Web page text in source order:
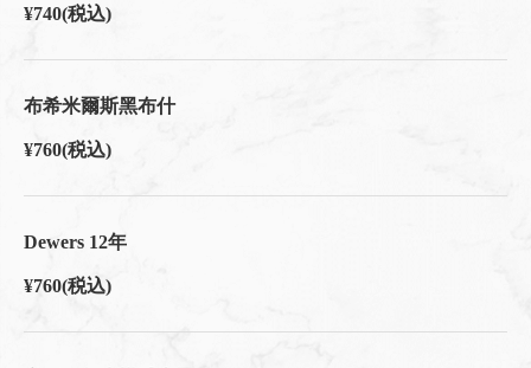
¥740(税込)
布希米爾斯黑布什
¥760(税込)
Dewers 12年
¥760(税込)